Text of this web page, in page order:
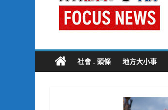
社會 . 頭條 地方大小事